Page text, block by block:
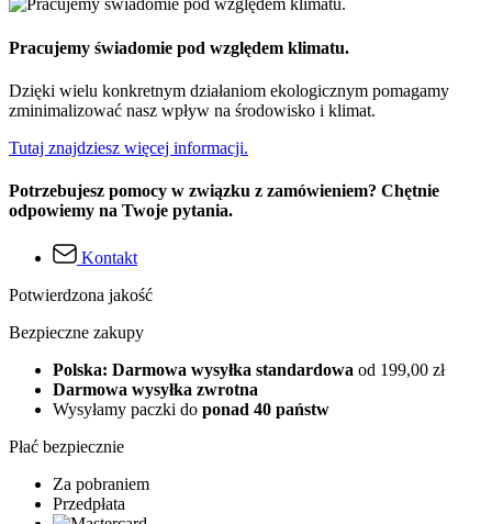
Pracujemy świadomie pod względem klimatu.
Dzięki wielu konkretnym działaniom ekologicznym pomagamy
zminimalizować nasz wpływ na środowisko i klimat.
Tutaj znajdziesz więcej informacji.
Potrzebujesz pomocy w związku z zamówieniem? Chętnie
odpowiemy na Twoje pytania.
Kontakt
Potwierdzona jakość
Bezpieczne zakupy
Polska: Darmowa wysyłka standardowa od 199,00 zł
Darmowa wysyłka zwrotna
Wysyłamy paczki do ponad 40 państw
Płać bezpiecznie
Za pobraniem
Przedpłata